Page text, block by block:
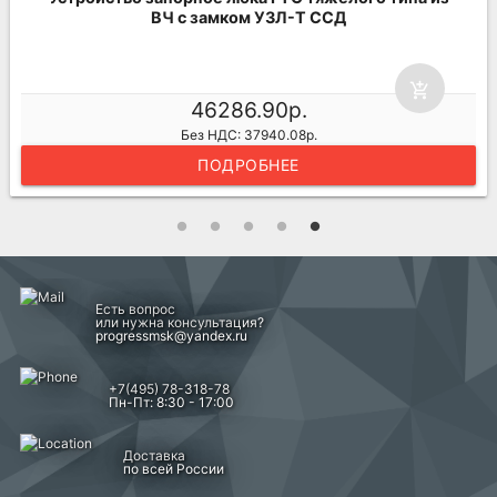
ВЧ с замком УЗЛ-Т ССД
add_shopping_cart
46286.90р.
Без НДС: 37940.08р.
ПОДРОБНЕЕ
Есть вопрос
или нужна консультация?
progressmsk@yandex.ru
+7(495) 78-318-78
Пн-Пт: 8:30 - 17:00
Доставка
по всей России